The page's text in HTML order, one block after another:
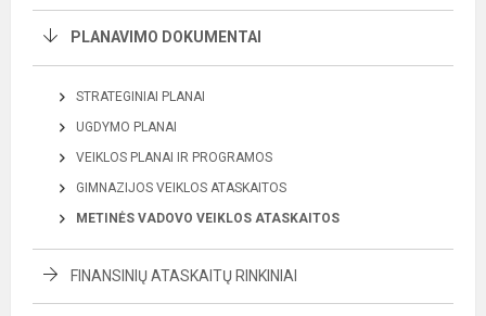
PLANAVIMO DOKUMENTAI
STRATEGINIAI PLANAI
UGDYMO PLANAI
VEIKLOS PLANAI IR PROGRAMOS
GIMNAZIJOS VEIKLOS ATASKAITOS
METINĖS VADOVO VEIKLOS ATASKAITOS
FINANSINIŲ ATASKAITŲ RINKINIAI